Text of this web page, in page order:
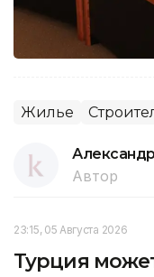
Жилье
Автор
23:15, 05 Августа 2026
Турция